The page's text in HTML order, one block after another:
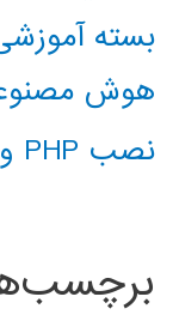
بسته
هوش
نصب PHP و composer در ویندوز 10